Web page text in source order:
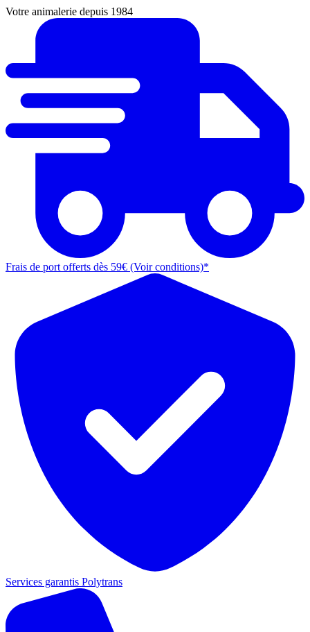
Votre animalerie depuis 1984
Frais de port offerts dès 59€ (Voir conditions)*
Services garantis Polytrans